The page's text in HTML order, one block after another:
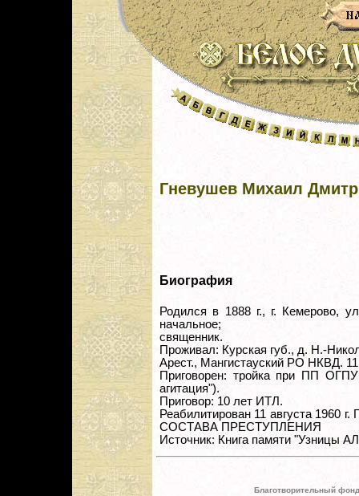
Гневушев Михаил
Биография
Родился в 1888 г., г. Кемерово,
начальное;
священник.
Проживал: Курская губ., д. Н.-
Арест., Мангистауский РО НКВД. 11
Приговорен: тройка при ПП
агитация").
Приговор: 10 лет ИТЛ.
Реабилитирован 11 августа
СОСТАВА ПРЕСТУПЛЕНИЯ
Источник: Книга памяти "Узницы
Благотворительный